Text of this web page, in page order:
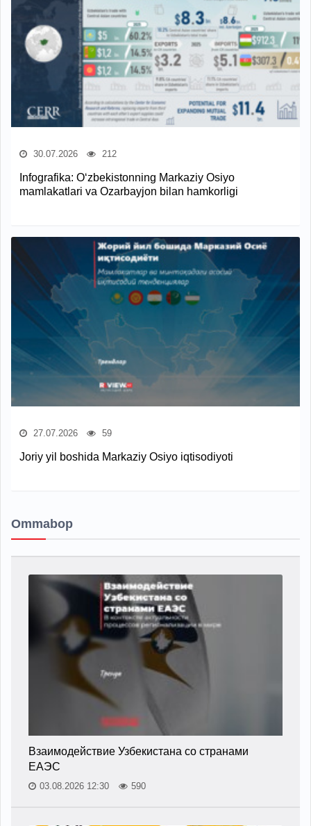
30.07.2026 212
Infografika: O‘zbekistonning Markaziy Osiyo
mamlakatlari va Ozarbayjon bilan hamkorligi
27.07.2026 59
Joriy yil boshida Markaziy Osiyo iqtisodiyoti
Ommabop
Взаимодействие Узбекистана со странами
ЕАЭС
03.08.2026 12:30 590